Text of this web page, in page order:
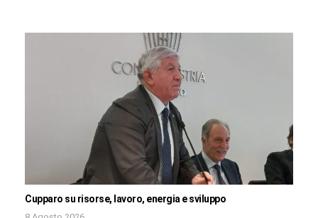
Cupparo su risorse, lavoro, energia e sviluppo